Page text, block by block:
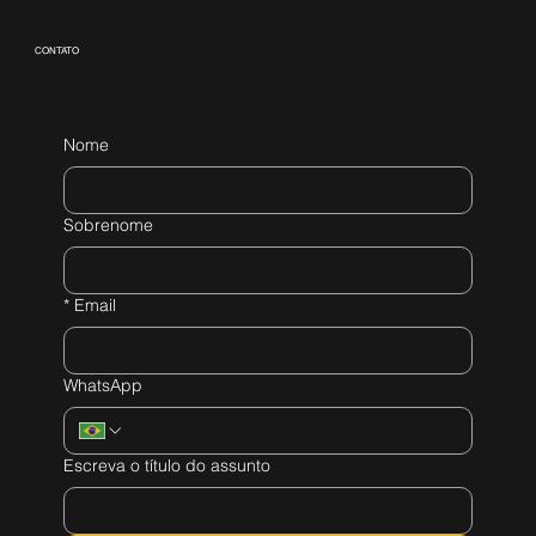
CONTATO
Nome
Sobrenome
* Email
WhatsApp
Escreva o título do assunto